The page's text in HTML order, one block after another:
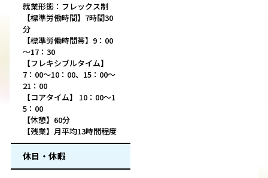
就業形態：フレックス制
【標準労働時間】7時間30
分
【標準労働時間帯】9：00
～17：30
【フレキシブルタイム】
7：00～10：00、15：00～
21：00
【コアタイム】 10：00〜1
5：00
【休憩】60分
【残業】月平均13時間程度
休日・休暇